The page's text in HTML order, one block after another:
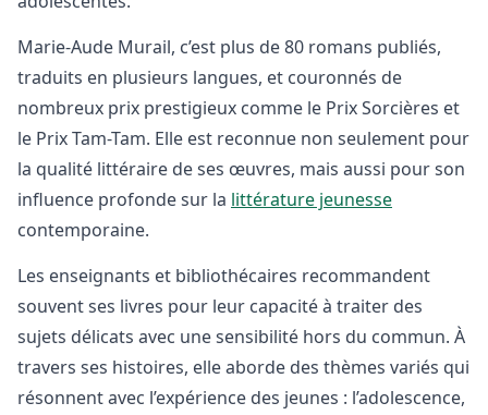
Marie-Aude Murail, c’est plus de 80 romans publiés,
traduits en plusieurs langues, et couronnés de
nombreux prix prestigieux comme le Prix Sorcières et
le Prix Tam-Tam. Elle est reconnue non seulement pour
la qualité littéraire de ses œuvres, mais aussi pour son
influence profonde sur la littérature jeunesse
contemporaine.
Les enseignants et bibliothécaires recommandent
souvent ses livres pour leur capacité à traiter des
sujets délicats avec une sensibilité hors du commun. À
travers ses histoires, elle aborde des thèmes variés qui
résonnent avec l’expérience des jeunes : l’adolescence,